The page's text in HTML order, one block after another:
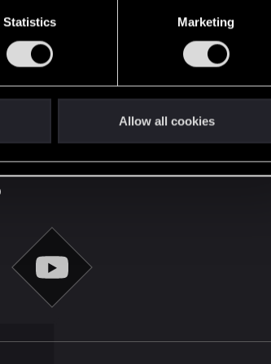
Statistics Marketing
Allow all cookies
de The Witcher 3...